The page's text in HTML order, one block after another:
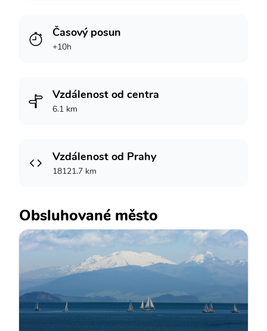
Časový posun
+10h
Vzdálenost od centra
6.1 km
Vzdálenost od Prahy
18121.7 km
Obsluhované město